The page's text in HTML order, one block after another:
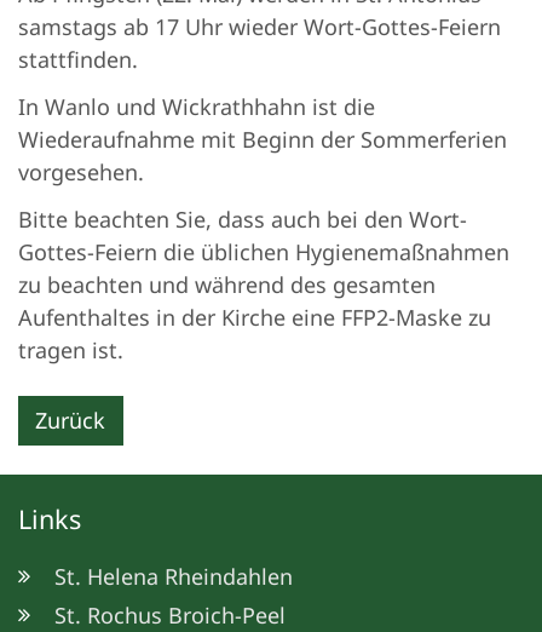
samstags ab 17 Uhr wieder Wort-Gottes-Feiern
stattfinden.
In Wanlo und Wickrathhahn ist die
Wiederaufnahme mit Beginn der Sommerferien
vorgesehen.
Bitte beachten Sie, dass auch bei den Wort-
Gottes-Feiern die üblichen Hygienemaßnahmen
zu beachten und während des gesamten
Aufenthaltes in der Kirche eine FFP2-Maske zu
tragen ist.
Zurück
Links
St. Helena Rheindahlen
St. Rochus Broich-Peel